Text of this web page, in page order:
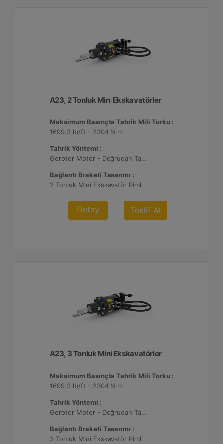
A23, 2 Tonluk Mini Ekskavatörler
Maksimum Basınçta Tahrik Mili Torku :
1699.3 lb/ft - 2304 N·m
Tahrik Yöntemi :
Gerotor Motor - Doğrudan Tahrik
Bağlantı Braketi Tasarımı :
2 Tonluk Mini Ekskavatör Pimli
Detay Teklif Al
A23, 3 Tonluk Mini Ekskavatörler
Maksimum Basınçta Tahrik Mili Torku :
1699.3 lb/ft - 2304 N·m
Tahrik Yöntemi :
Gerotor Motor - Doğrudan Tahrik
Bağlantı Braketi Tasarımı :
3 Tonluk Mini Ekskavatör Pimli